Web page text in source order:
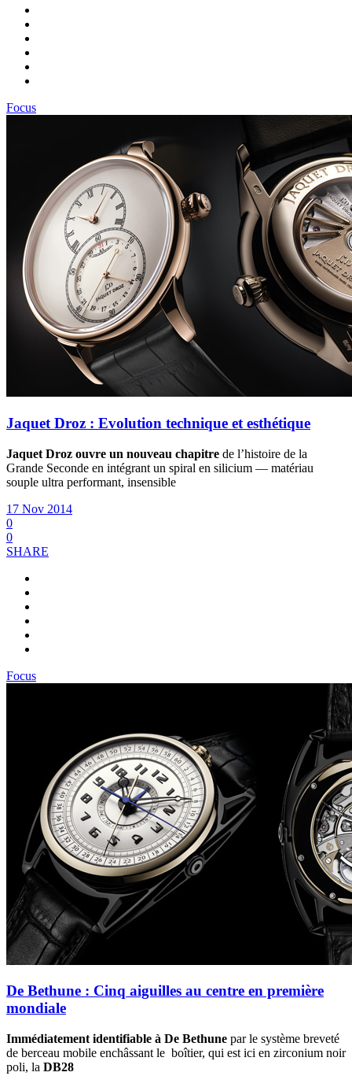
Focus
Jaquet Droz : Evolution technique et esthétique
Jaquet Droz ouvre un nouveau chapitre de l’histoire de la
Grande Seconde en intégrant un spiral en silicium — matériau
souple ultra performant, insensible
17 Nov 2014
0
0
SHARE
Focus
De Bethune : Cinq aiguilles au centre en première
mondiale
Immédiatement identifiable à De Bethune par le système breveté
de berceau mobile enchâssant le boîtier, qui est ici en zirconium noir
poli, la DB28